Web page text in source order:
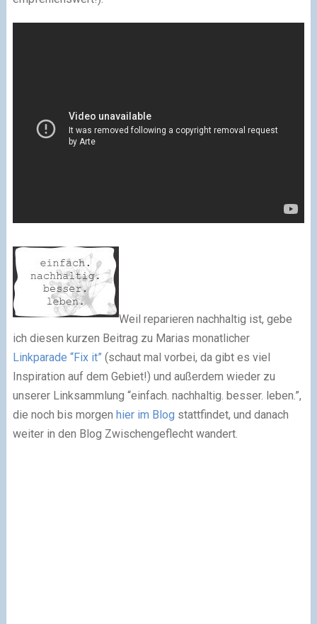
Weil reparieren nachhaltig ist, gebe
ich diesen kurzen Beitrag zu Marias monatlicher
Linkparade “Fix it” (schaut mal vorbei, da gibt es viel
Inspiration auf dem Gebiet!) und außerdem wieder zu
unserer Linksammlung “einfach. nachhaltig. besser. leben.”,
die noch bis morgen hier im Blog stattfindet, und danach
weiter in den Blog Zwischengeflecht wandert.